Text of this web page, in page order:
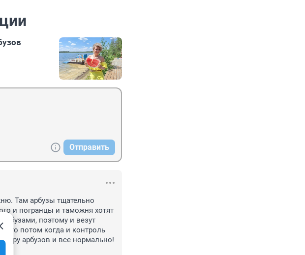
Отправить
Там арбузы тщательно
и погранцы и таможня хотят
поэтому и везут
Это потом когда и контроль
пару арбузов и все нормально!